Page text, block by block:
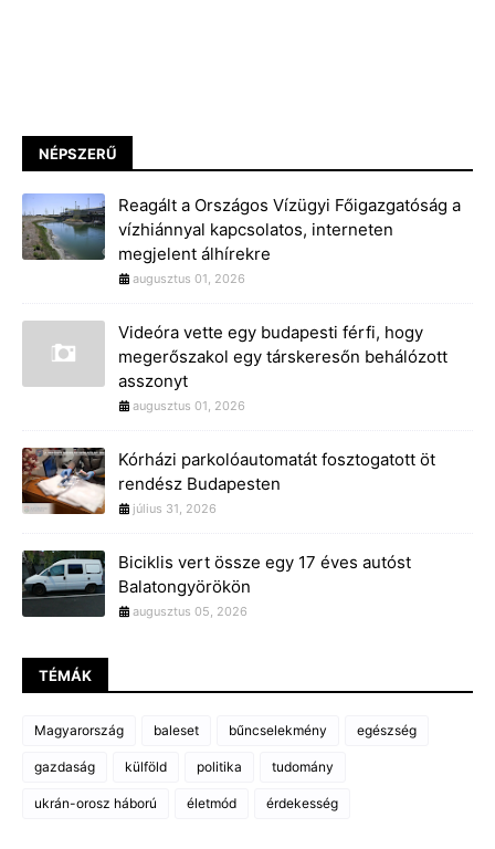
NÉPSZERŰ
Reagált a Országos Vízügyi Főigazgatóság a
vízhiánnyal kapcsolatos, interneten
megjelent álhírekre
augusztus 01, 2026
Videóra vette egy budapesti férfi, hogy
megerőszakol egy társkeresőn behálózott
asszonyt
augusztus 01, 2026
Kórházi parkolóautomatát fosztogatott öt
rendész Budapesten
július 31, 2026
Biciklis vert össze egy 17 éves autóst
Balatongyörökön
augusztus 05, 2026
TÉMÁK
Magyarország baleset bűncselekmény egészség
gazdaság külföld politika tudomány
ukrán-orosz háború életmód érdekesség